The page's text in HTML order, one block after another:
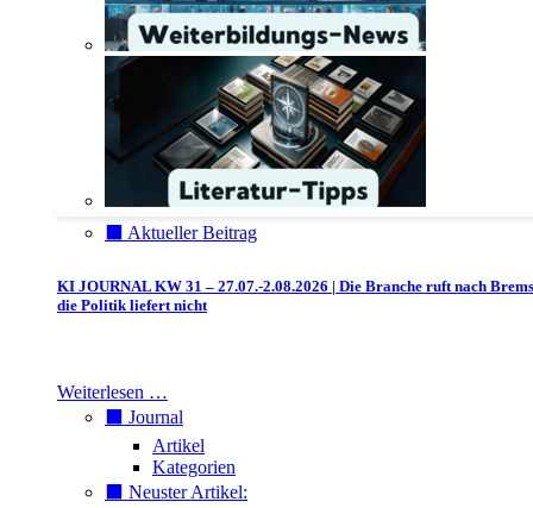
⬛️ Aktueller Beitrag
KI JOURNAL KW 31 – 27.07.-2.08.2026 | Die Branche ruft nach
die Politik liefert nicht
Weiterlesen …
⬛️ Journal
Artikel
Kategorien
⬛️ Neuster Artikel: